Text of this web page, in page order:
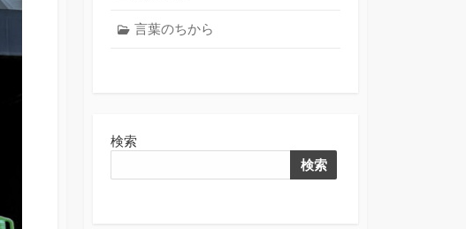
言葉のちから
検索
検索